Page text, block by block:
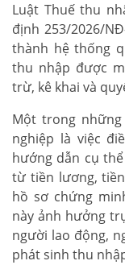
Luật Thuế thu
định 253/2026/
thành hệ thống
thu nhập được
trừ, kê khai và
Một trong
nghiệp là việc
hướng dẫn cụ
từ tiền lương,
hồ sơ chứng
này ảnh hưởng
người lao động,
phát sinh thu